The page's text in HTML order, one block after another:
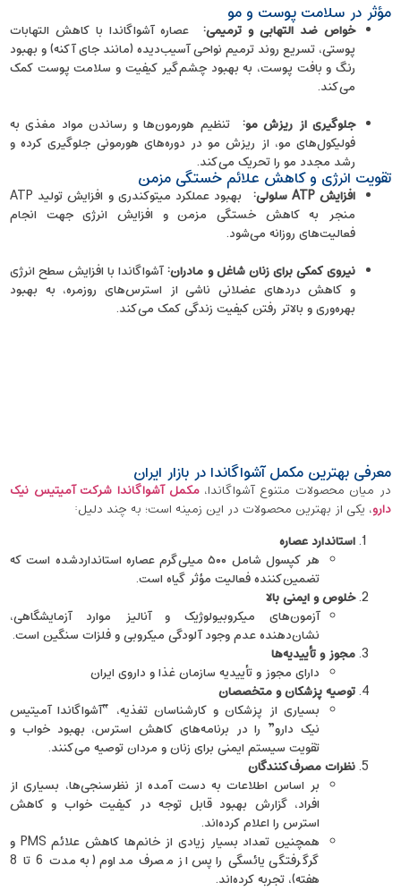
مؤثر در سلامت پوست و مو
خواص ضد التهابی و ترمیمی: عصاره آشواگاندا با کاهش التهابات
پوستی، تسریع روند ترمیم نواحی آسیب‌دیده (مانند جای آکنه) و بهبود
رنگ و بافت پوست، به بهبود چشم‌گیر کیفیت و سلامت پوست کمک
می‌کند.
جلوگیری از ریزش مو: تنظیم هورمون‌ها و رساندن مواد مغذی به
فولیکول‌های مو، از ریزش مو در دوره‌های هورمونی جلوگیری کرده و
رشد مجدد مو را تحریک می‌کند.
تقویت انرژی و کاهش علائم خستگی مزمن
افزایشATP سلولی:
بهبود عملکرد میتوکندری و افزایش تولید ATP
منجر به کاهش خستگی مزمن و افزایش انرژی جهت انجام
فعالیت‌های روزانه می‌شود.
نیروی کمکی برای زنان شاغل و مادران:آشواگاندا با افزایش سطح انرژی
و کاهش دردهای عضلانی ناشی از استرس‌های روزمره، به بهبود
بهره‌وری و بالاتر رفتن کیفیت زندگی کمک می‌کند.
معرفی بهترین مکمل آشواگاندا در بازار ایران
در میان محصولات متنوع آشواگاندا،مکمل آشواگاندا شرکت آمیتیس نیک
‌دارو، یکی از بهترین محصولات در این زمینه است؛ به چند دلیل:
استاندارد عصاره
هر کپسول شامل ۵۰۰ میلی‌گرم عصاره استانداردشده است که
تضمین‌کننده‌ فعالیت مؤثر گیاه است.
خلوص و ایمنی بالا
آزمون‌های میکروبیولوژیک و آنالیز موارد آزمایشگاهی،
نشان‌دهنده‌ عدم وجود آلودگی میکروبی و فلزات سنگین است.
مجوز و تأییدیه‌‌ها
دارای مجوز و تأییدیه‌ سازمان غذا و داروی ایران
توصیه‌ پزشکان و متخصصان
بسیاری از پزشکان و کارشناسان تغذیه، “آشواگاندا آمیتیس
نیک دارو” را در برنامه‌های کاهش استرس، بهبود خواب و
تقویت سیستم ایمنی برای زنان و مردان توصیه می‌کنند.
نظرات مصرف‌کنندگان
بر اساس اطلاعات به دست آمده از نظرسنجی‌ها، بسیاری از
افراد، گزارش بهبود قابل ‌توجه در کیفیت خواب و کاهش
استرس را اعلام کرده‌اند.
همچنین تعداد بسیار زیادی از خانم‌ها کاهش علائم PMS و
گرگرفتگی یائسگی را پس از مصرف مداوم (به مدت 6 تا 8
هفته)، تجربه کرده‌اند.